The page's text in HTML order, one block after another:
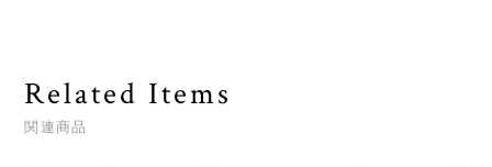
Related Items
関連商品